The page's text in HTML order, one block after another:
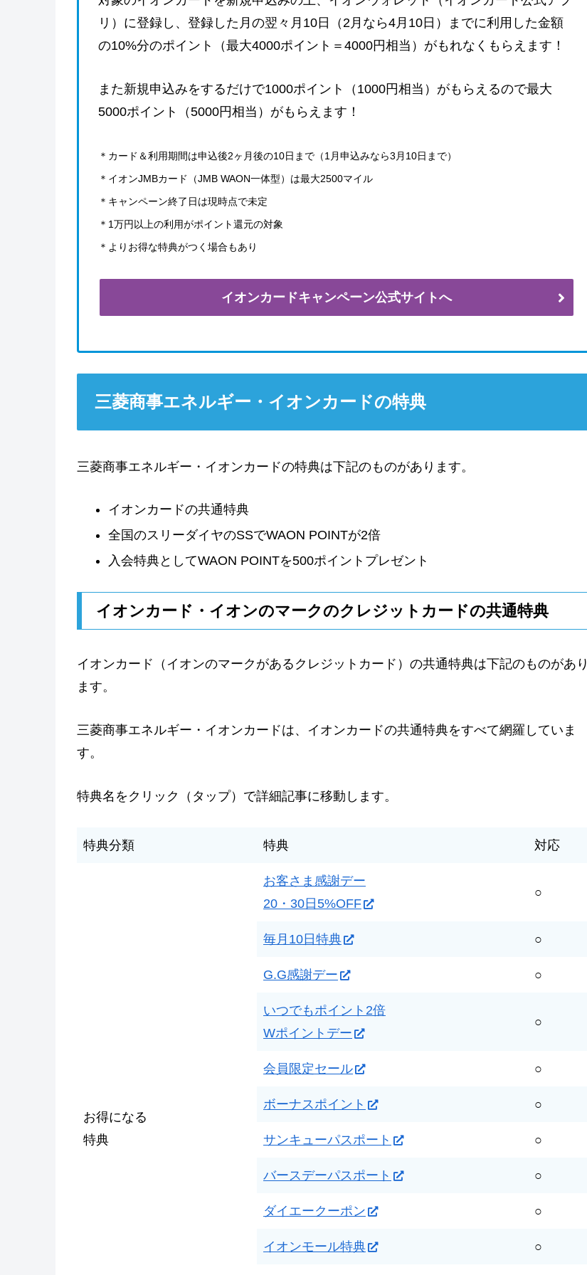
リ）に登録し、登録した月の翌々月10日（2月なら4月10日）までに利用した金額
の10%分のポイント（最大4000ポイント＝4000円相当）がもれなくもらえます！
また新規申込みをするだけで1000ポイント（1000円相当）がもらえるので最大
5000ポイント（5000円相当）がもらえます！
＊カード＆利用期間は申込後2ヶ月後の10日まで（1月申込みなら3月10日まで）
＊イオンJMBカード（JMB WAON一体型）は最大2500マイル
＊キャンペーン終了日は現時点で未定
＊1万円以上の利用がポイント還元の対象
＊よりお得な特典がつく場合もあり
イオンカードキャンペーン公式サイトへ
三菱商事エネルギー・イオンカードの特典
三菱商事エネルギー・イオンカードの特典は下記のものがあります。
イオンカードの共通特典
全国のスリーダイヤのSSでWAON POINTが2倍
入会特典としてWAON POINTを500ポイントプレゼント
イオンカード・イオンのマークのクレジットカードの共通特典
イオンカード（イオンのマークがあるクレジットカード）の共通特典は下記のものがあり
ます。
三菱商事エネルギー・イオンカードは、イオンカードの共通特典をすべて網羅していま
す。
特典名をクリック（タップ）で詳細記事に移動します。
特典分類 特典 対応
お得になる
特典
お客さま感謝デー
20・30日5%OFF
○
毎月10日特典 ○
G.G感謝デー ○
いつでもポイント2倍
Wポイントデー
○
会員限定セール ○
ボーナスポイント ○
サンキューパスポート ○
バースデーパスポート ○
ダイエークーポン ○
イオンモール特典 ○